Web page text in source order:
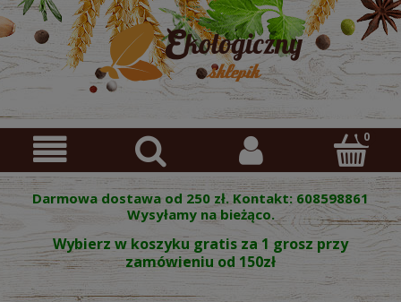
Darmowa dostawa od 250 zł. Kontakt: 608598861
Wysyłamy na bieżąco.
Wybierz w koszyku gratis za 1 grosz przy
zamówieniu od 150zł